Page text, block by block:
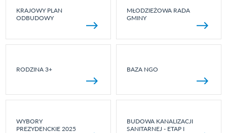
KRAJOWY PLAN
ODBUDOWY
MŁODZIEŻOWA RADA
GMINY
RODZINA 3+ BAZA NGO
WYBORY
PREZYDENCKIE 2025
BUDOWA KANALIZACJI
SANITARNEJ - ETAP I